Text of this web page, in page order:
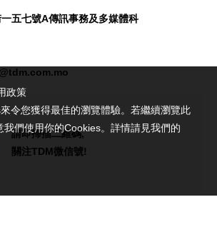
五七號A傳訊事務及多媒體科
請即掃描二維碼,
關注TDM微信號!
政策
令您獲得最佳的瀏覽體驗。若繼續瀏覽此
我們使用你的Cookies。詳情請見我們的